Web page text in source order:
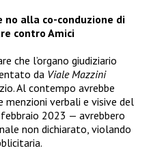
no alla co-conduzione di
contro Amici
che l’organo giudiziario
da Viale Mazzini
Al contempo avrebbe
verbali e visive del
2023 — avrebbero
non dichiarato, violando